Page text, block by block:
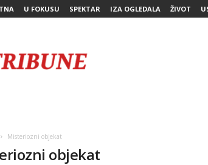
U FOKUSU SPEKTAR IZA OGLEDALA ŽIVOT
Misteriozni objekat
objekat